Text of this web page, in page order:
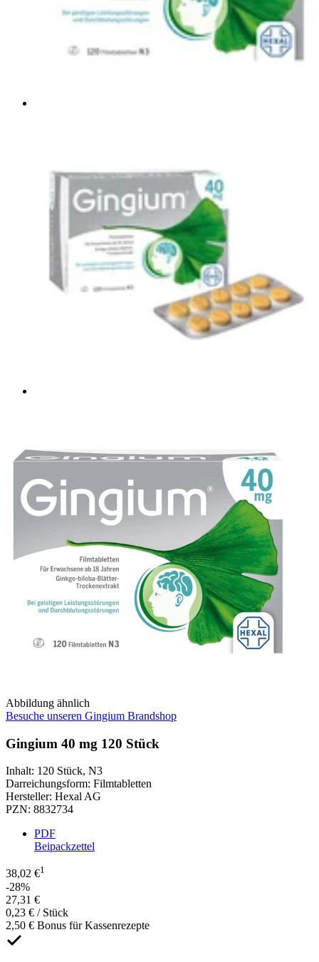
Abbildung ähnlich
Besuche unseren Gingium Brandshop
Gingium 40 mg 120 Stück
Inhalt: 120 Stück, N3
Darreichungsform: Filmtabletten
Hersteller: Hexal AG
PZN: 8832734
PDF
Beipackzettel
38,02 €1
-28%
27,31 €
0,23 € / Stück
2,50 € Bonus für Kassenrezepte